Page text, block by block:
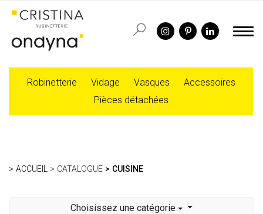
Robinetterie Vidage Vasques
Accessoires
Pièces détachées
ACCUEIL CATALOGUE CUISINE
Choisissez une catégorie